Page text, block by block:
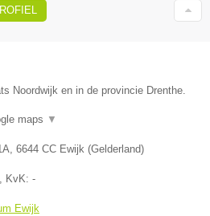
Noordwijk en in de provincie Drenthe.
maps ▼
, 6644 CC Ewijk (Gelderland)
, KvK: -
Ewijk